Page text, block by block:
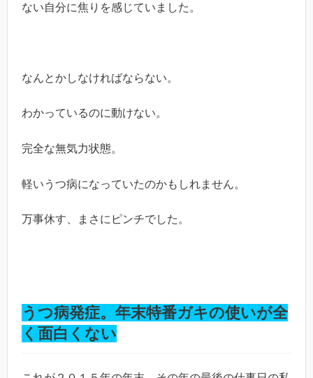
ない自分に焦りを感じていました。
なんとかしなければならない。
わかっているのに動けない。
完全な無気力状態。
軽いうつ病になっていたのかもしれません。
万事休す、まさにピンチでした。
うつ病発症。年末特番ガキの使いが全
く面白くない